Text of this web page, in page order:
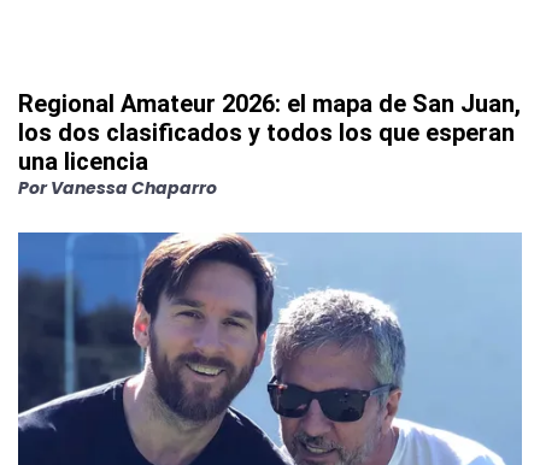
Regional Amateur 2026: el mapa de San Juan,
los dos clasificados y todos los que esperan
una licencia
Por Vanessa Chaparro